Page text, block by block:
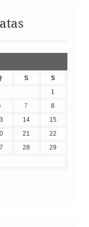
S
S
1
7
8
14
15
21
22
28
29